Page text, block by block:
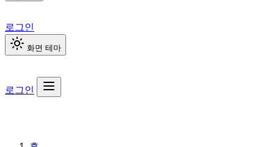
로그인
화면 테마
로그인